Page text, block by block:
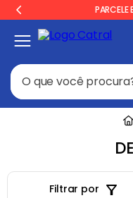
PARCELE
O que você procura?
Filtrar por
Termos mais
Balança